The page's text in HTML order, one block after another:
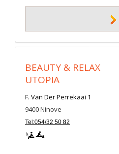
BEAUTY & RELAX
UTOPIA
F. Van Der Perrekaai 1
9400Ninove
Tel:054/32 50 82